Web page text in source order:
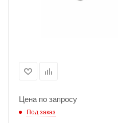
Цена по запросу
Под заказ